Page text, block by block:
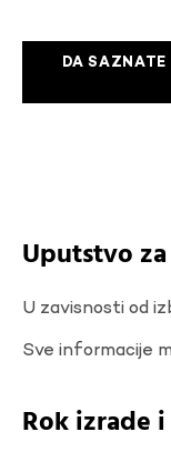
DA
Uputstvo
U zavisnosti od
Sve informacije
Rok izrade